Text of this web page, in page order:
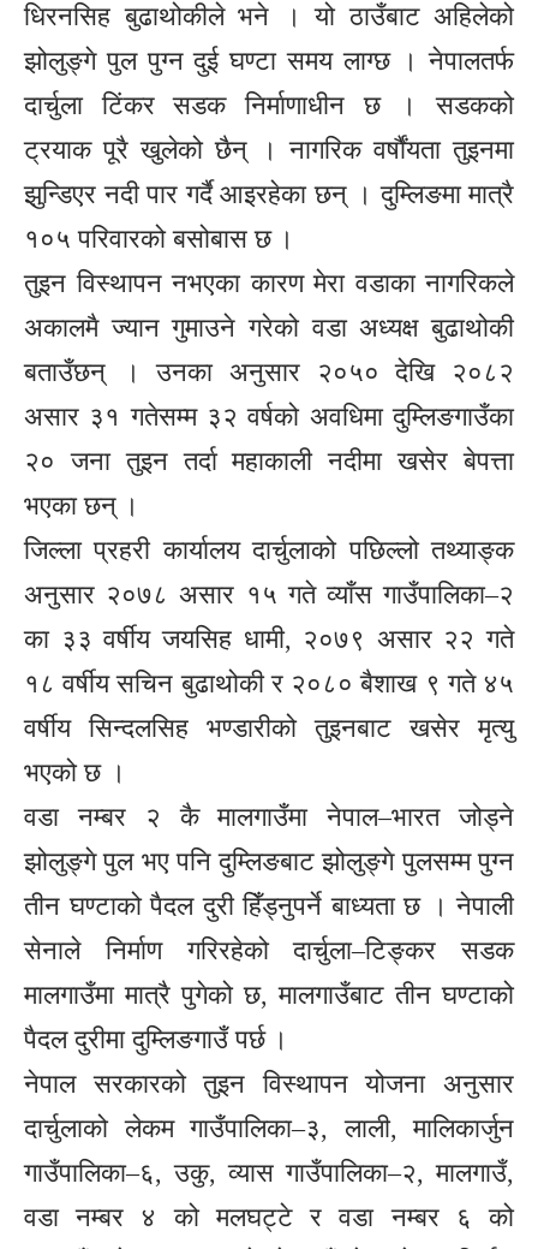
धिरनसिह बुढाथोकीले भने । यो ठाउँबाट अहिलेको
झोलुङ्गे पुल पुग्न दुई घण्टा समय लाग्छ । नेपालतर्फ
दार्चुला टिंकर सडक निर्माणाधीन छ । सडकको
ट्रयाक पूरै खुलेको छैन् । नागरिक वर्षौंयता तुइनमा
झुन्डिएर नदी पार गर्दै आइरहेका छन् । दुम्लिङमा मात्रै
१०५ परिवारको बसोबास छ ।
तुइन विस्थापन नभएका कारण मेरा वडाका नागरिकले
अकालमै ज्यान गुमाउने गरेको वडा अध्यक्ष बुढाथोकी
बताउँछन् । उनका अनुसार २०५० देखि २०८२
असार ३१ गतेसम्म ३२ वर्षको अवधिमा दुम्लिङगाउँका
२० जना तुइन तर्दा महाकाली नदीमा खसेर बेपत्ता
भएका छन् ।
जिल्ला प्रहरी कार्यालय दार्चुलाको पछिल्लो तथ्याङ्क
अनुसार २०७८ असार १५ गते व्याँस गाउँपालिका–२
का ३३ वर्षीय जयसिह धामी, २०७९ असार २२ गते
१८ वर्षीय सचिन बुढाथोकी र २०८० बैशाख ९ गते ४५
वर्षीय सिन्दलसिह भण्डारीको तुइनबाट खसेर मृत्यु
भएको छ ।
वडा नम्बर २ कै मालगाउँमा नेपाल–भारत जोड्ने
झोलुङ्गे पुल भए पनि दुम्लिङबाट झोलुङ्गे पुलसम्म पुग्न
तीन घण्टाको पैदल दुरी हिँड्नुपर्ने बाध्यता छ । नेपाली
सेनाले निर्माण गरिरहेको दार्चुला–टिङ्कर सडक
मालगाउँमा मात्रै पुगेको छ, मालगाउँबाट तीन घण्टाको
पैदल दुरीमा दुम्लिङगाउँ पर्छ ।
नेपाल सरकारको तुइन विस्थापन योजना अनुसार
दार्चुलाको लेकम गाउँपालिका–३, लाली, मालिकार्जुन
गाउँपालिका–६, उकु, व्यास गाउँपालिका–२, मालगाउँ,
वडा नम्बर ४ को मलघट्टे र वडा नम्बर ६ को